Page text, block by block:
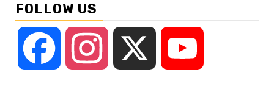
FOLLOW US
Facebook Instagram